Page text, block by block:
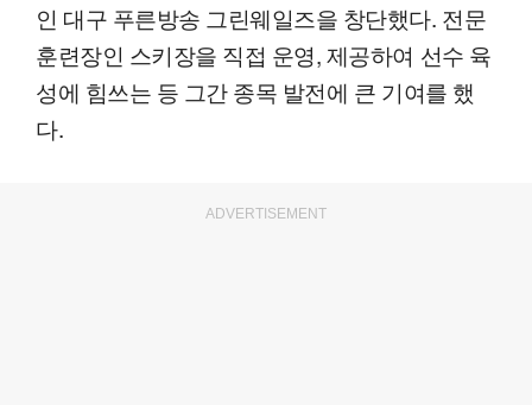
인 대구 푸른방송 그린웨일즈을 창단했다. 전문
훈련장인 스키장을 직접 운영, 제공하여 선수 육
성에 힘쓰는 등 그간 종목 발전에 큰 기여를 했
다.
ADVERTISEMENT